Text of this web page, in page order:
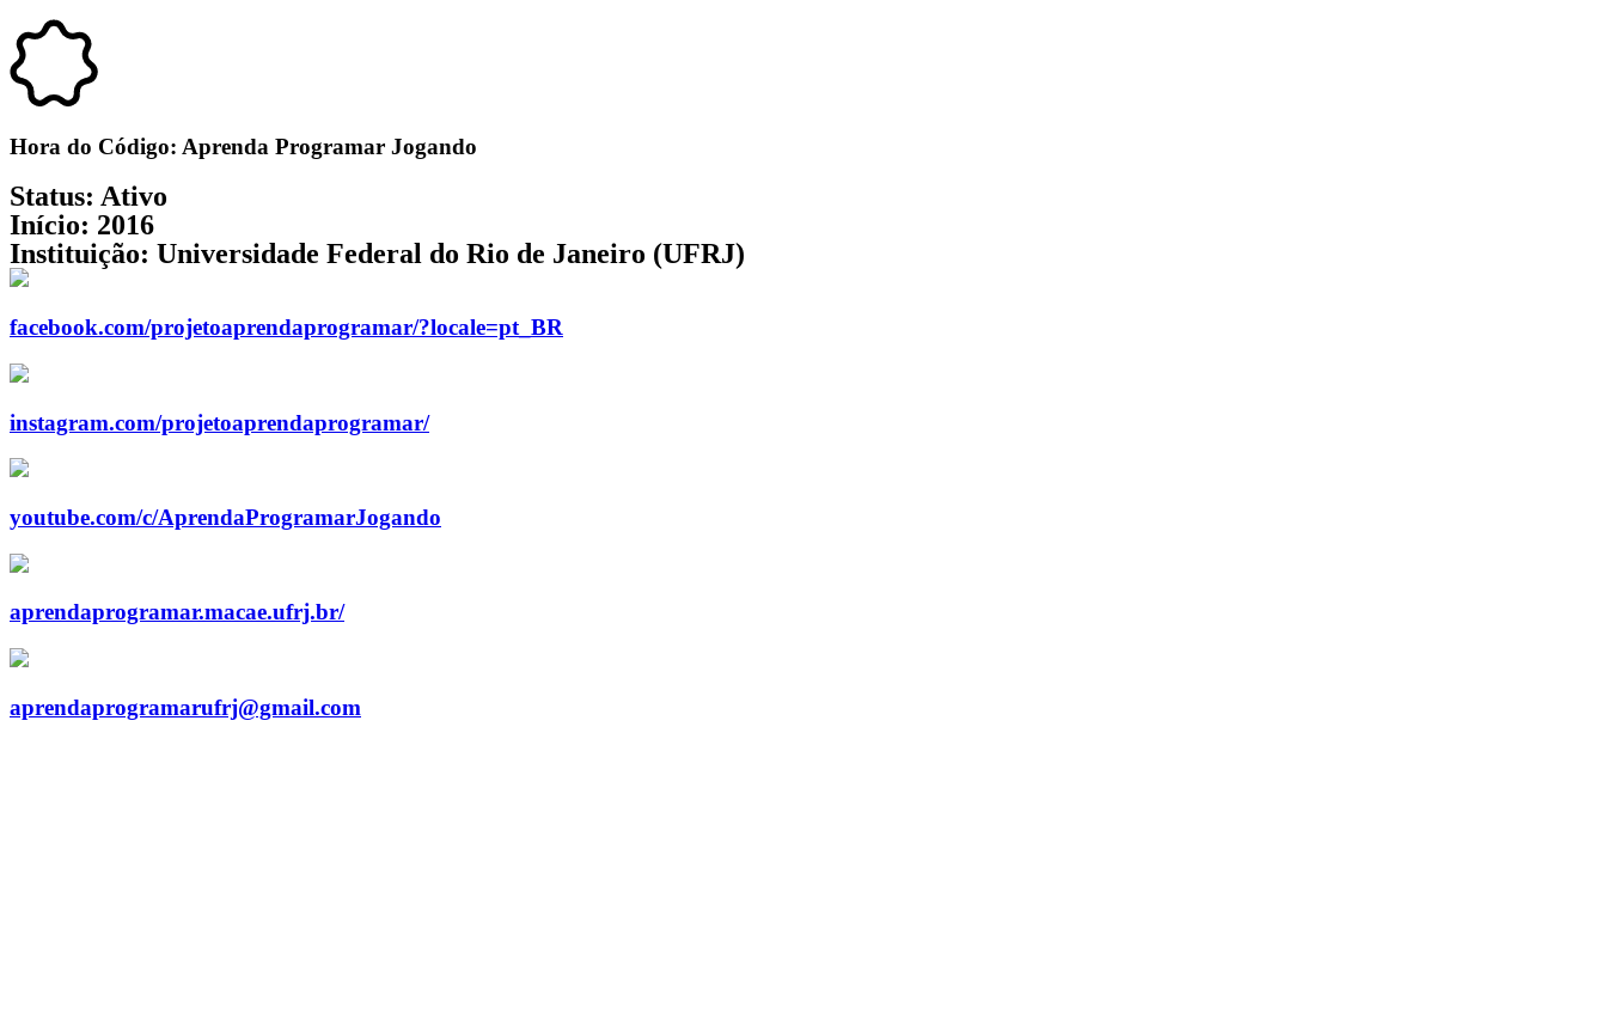
Hora do Código: Aprenda Programar Jogando
Status: Ativo
Início: 2016
Instituição: Universidade Federal do Rio de Janeiro (UFRJ)
facebook.com/projetoaprendaprogramar/?locale=pt_BR
instagram.com/projetoaprendaprogramar/
youtube.com/c/AprendaProgramarJogando
aprendaprogramar.macae.ufrj.br/
aprendaprogramarufrj@gmail.com